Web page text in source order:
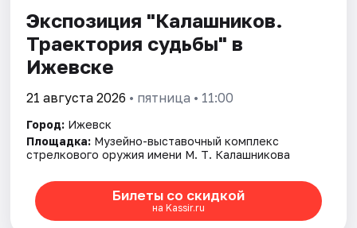
Экспозиция "Калашников.
Траектория судьбы" в
Ижевске
21 августа 2026 • пятница • 11:00
Город: Ижевск
Площадка: Музейно-выставочный комплекс
стрелкового оружия имени М. Т. Калашникова
Билеты со скидкой
на Kassir.ru